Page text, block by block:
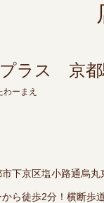
ラス 京都
ーまえ
市下京区塩小路通烏
ら徒歩2分！横断歩